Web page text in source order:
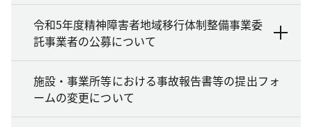
令和5年度精神障害者地域移行体制整備事業委
託事業者の公募について
施設・事業所等における事故報告書等の提出フォ
ームの変更について